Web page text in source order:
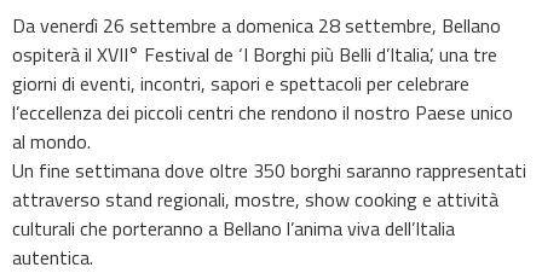
Da venerdì 26 settembre a domenica 28 settembre, Bellano
ospiterà il XVII° Festival de ‘I Borghi più Belli d’Italia’, una tre
giorni di eventi, incontri, sapori e spettacoli per celebrare
l’eccellenza dei piccoli centri che rendono il nostro Paese unico
al mondo.
Un fine settimana dove oltre 350 borghi saranno rappresentati
attraverso stand regionali, mostre, show cooking e attività
culturali che porteranno a Bellano l’anima viva dell’Italia
autentica.